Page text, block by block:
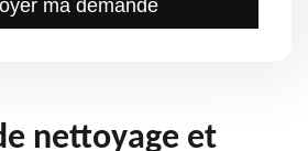
nettoyage et